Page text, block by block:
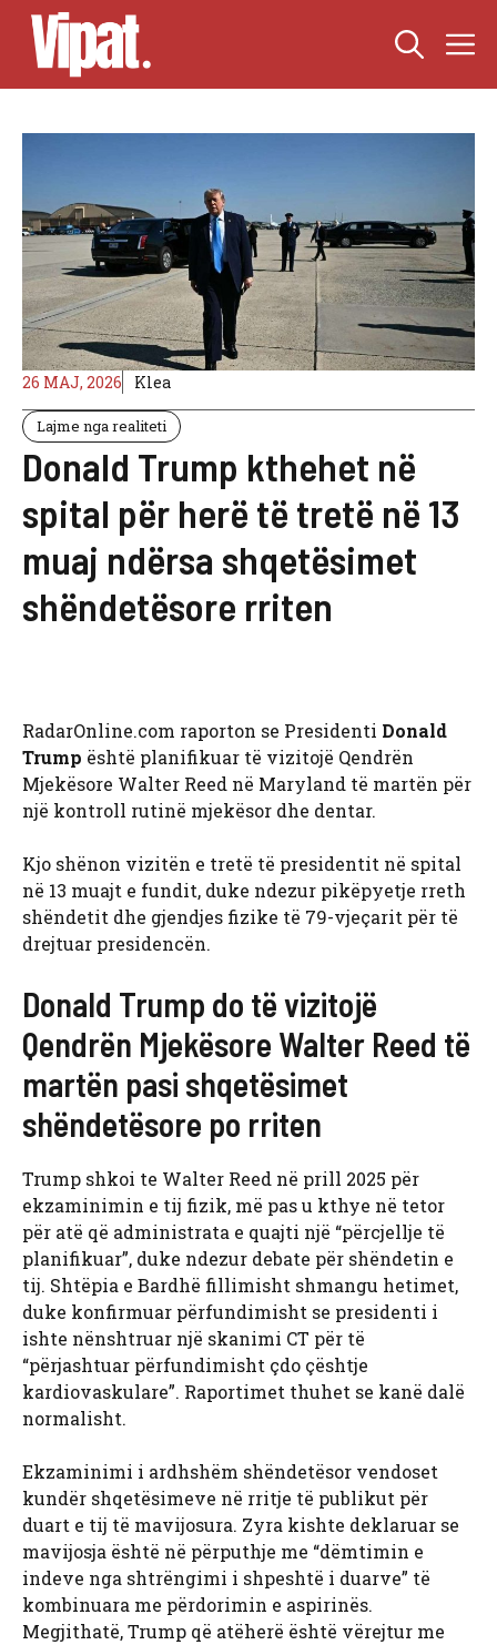
Skip
content
26 MAJ, 2026 Klea
Lajme nga realiteti
Donald Trump kthehet në
spital për herë të tretë në 13
muaj ndërsa shqetësimet
shëndetësore rriten
RadarOnline.com raporton se Presidenti Donald
Trump është planifikuar të vizitojë Qendrën
Mjekësore Walter Reed në Maryland të martën për
një kontroll rutinë mjekësor dhe dentar.
Kjo shënon vizitën e tretë të presidentit në spital
në 13 muajt e fundit, duke ndezur pikëpyetje rreth
shëndetit dhe gjendjes fizike të 79-vjeçarit për të
drejtuar presidencën.
Donald Trump do të vizitojë
Qendrën Mjekësore Walter Reed të
martën pasi shqetësimet
shëndetësore po rriten
Trump shkoi te Walter Reed në prill 2025 për
ekzaminimin e tij fizik, më pas u kthye në tetor
për atë që administrata e quajti një “përcjellje të
planifikuar”, duke ndezur debate për shëndetin e
tij. Shtëpia e Bardhë fillimisht shmangu hetimet,
duke konfirmuar përfundimisht se presidenti i
ishte nënshtruar një skanimi CT për të
“përjashtuar përfundimisht çdo çështje
kardiovaskulare”. Raportimet thuhet se kanë dalë
normalisht.
Ekzaminimi i ardhshëm shëndetësor vendoset
kundër shqetësimeve në rritje të publikut për
duart e tij të mavijosura. Zyra kishte deklaruar se
mavijosja është në përputhje me “dëmtimin e
indeve nga shtrëngimi i shpeshtë i duarve” të
kombinuara me përdorimin e aspirinës.
Megjithatë, Trump që atëherë është vërejtur me